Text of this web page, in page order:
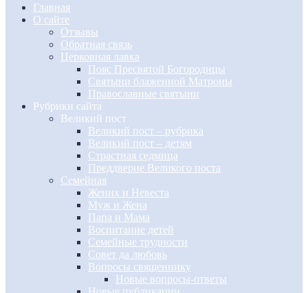
Главная
О сайте
Отзывы
Обратная связь
Церковная лавка
Пояс Пресвятой Богородицы
Святыни блаженной Матроны
Православные святыни
Рубрики сайта
Великий пост
Великий пост – рубрика
Великий пост – детям
Страстная седмица
Преддверие Великого поста
Семейная
Жених и Невеста
Муж и Жена
Папа и Мама
Воспитание детей
Семейные трудности
Совет да любовь
Вопросы священнику
Новые вопросы-ответы